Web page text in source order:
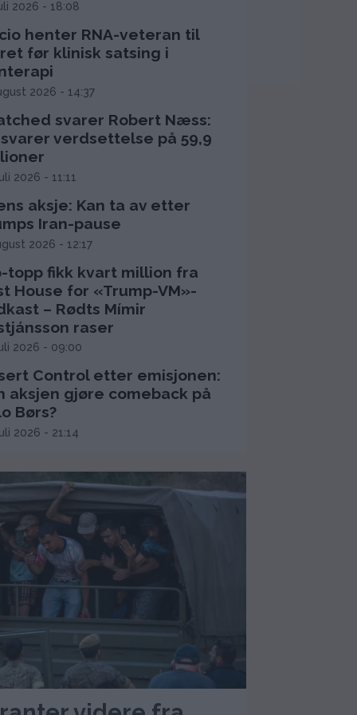
2026 - 18:08
henter RNA-veteran til
før klinisk satsing i
2026 - 14:37
svarer Robert Næss:
verdsettelse på 59,9
2026 - 11:11
aksje: Kan ta av etter
Iran-pause
2026 - 12:17
topp fikk kvart million fra
House for «Trump-VM»-
– Rødts Mímir
raser
2026 - 09:00
Control etter emisjonen:
aksjen gjøre comeback på
Børs?
2026 - 21:14